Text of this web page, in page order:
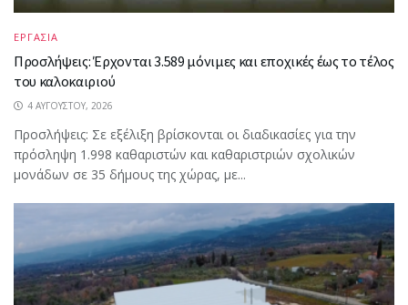
ΕΡΓΑΣΙΑ
Προσλήψεις: Έρχονται 3.589 μόνιμες και εποχικές έως το τέλος
του καλοκαιριού
4 ΑΥΓΟΎΣΤΟΥ, 2026
Προσλήψεις: Σε εξέλιξη βρίσκονται οι διαδικασίες για την
πρόσληψη 1.998 καθαριστών και καθαριστριών σχολικών
μονάδων σε 35 δήμους της χώρας, με...